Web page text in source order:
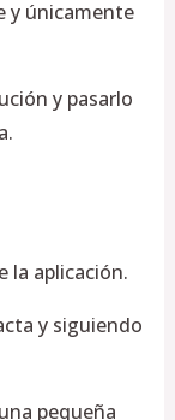
y únicamente
y pasarlo
la aplicación.
y siguiendo
pequeña